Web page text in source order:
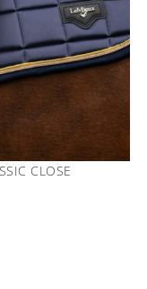
CLOSE